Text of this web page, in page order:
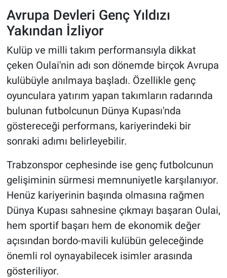
Avrupa Devleri Genç Yıldızı
Yakından İzliyor
Kulüp ve milli takım performansıyla dikkat
çeken Oulai'nin adı son dönemde birçok Avrupa
kulübüyle anılmaya başladı. Özellikle genç
oyunculara yatırım yapan takımların radarında
bulunan futbolcunun Dünya Kupası'nda
göstereceği performans, kariyerindeki bir
sonraki adımı belirleyebilir.
Trabzonspor cephesinde ise genç futbolcunun
gelişiminin sürmesi memnuniyetle karşılanıyor.
Henüz kariyerinin başında olmasına rağmen
Dünya Kupası sahnesine çıkmayı başaran Oulai,
hem sportif başarı hem de ekonomik değer
açısından bordo-mavili kulübün geleceğinde
önemli rol oynayabilecek isimler arasında
gösteriliyor.